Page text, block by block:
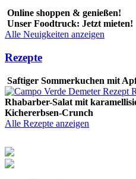
Online shoppen & genießen!
Unser Foodtruck: Jetzt mieten!
Alle Neuigkeiten anzeigen
Rezepte
Saftiger Sommerkuchen mit
Rhabarber-Salat mit
Kichererbsen-Crunch
Alle Rezepte anzeigen